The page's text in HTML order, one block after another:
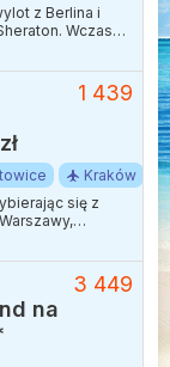
z Berlina i
Wczasy
które chcą
jest w opcji
w tym
mnóstwo
1 439
Kraków
się z
na
3 449